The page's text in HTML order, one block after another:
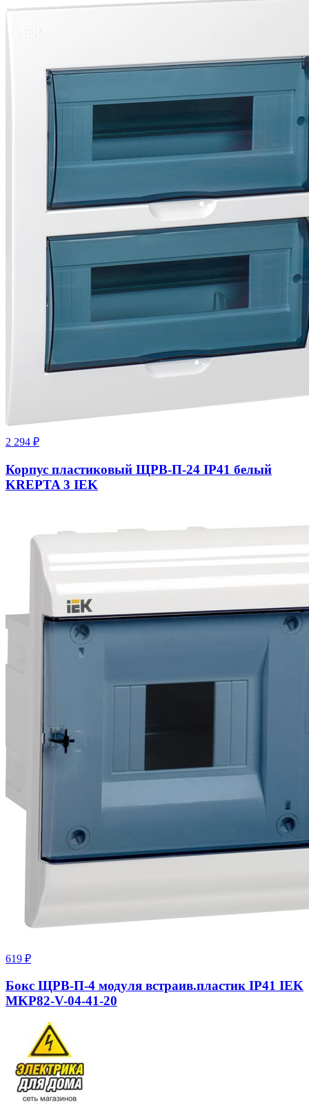
2 294 ₽
Корпус пластиковый ЩРВ-П-24 IP41 белый
KREPTA 3 IEK
619 ₽
Бокс ЩРВ-П-4 модуля встраив.пластик IP41 IEK
MKP82-V-04-41-20